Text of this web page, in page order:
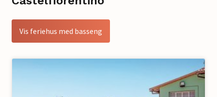
Vis feriehus med basseng